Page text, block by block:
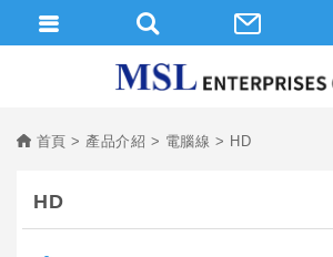
首頁 產品介紹 電腦線 HD
HD